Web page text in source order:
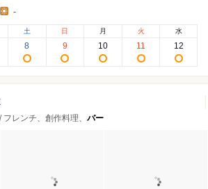
-
土
8
日
9
月
10
火
11
水
12
レンチ、創作料理、 バー